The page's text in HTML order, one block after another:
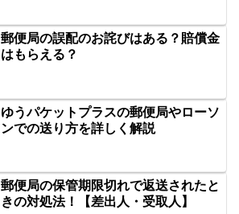
郵便局の誤配のお詫びはある？賠償金
はもらえる？
ゆうパケットプラスの郵便局やローソ
ンでの送り方を詳しく解説
郵便局の保管期限切れで返送されたと
きの対処法！【差出人・受取人】